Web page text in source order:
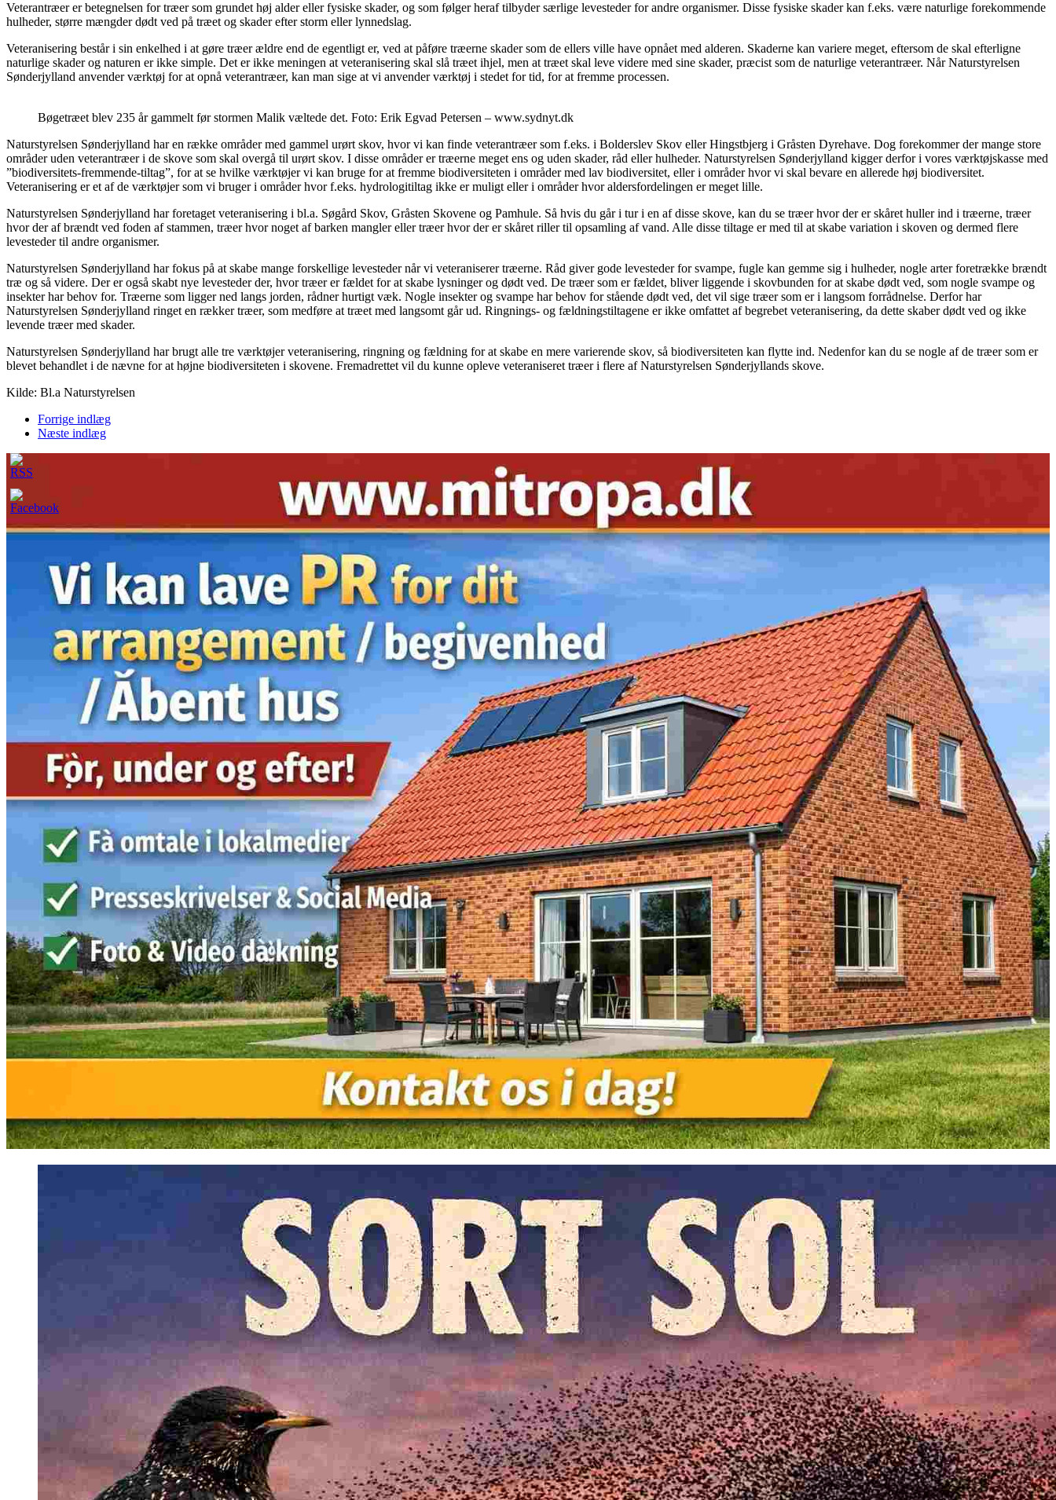
Veterantræer er betegnelsen for træer som grundet høj alder eller fysiske skader, og som følger heraf tilbyder særlige levesteder for andre organismer. Disse fysiske skader kan f.eks. være naturlige forekommende
hulheder, større mængder dødt ved på træet og skader efter storm eller lynnedslag.
Veteranisering består i sin enkelhed i at gøre træer ældre end de egentligt er, ved at påføre træerne skader som de ellers ville have opnået med alderen. Skaderne kan variere meget, eftersom de skal efterligne
naturlige skader og naturen er ikke simple. Det er ikke meningen at veteranisering skal slå træet ihjel, men at træet skal leve videre med sine skader, præcist som de naturlige veterantræer. Når Naturstyrelsen
Sønderjylland anvender værktøj for at opnå veterantræer, kan man sige at vi anvender værktøj i stedet for tid, for at fremme processen.
Bøgetræet blev 235 år gammelt før stormen Malik væltede det. Foto: Erik Egvad Petersen – www.sydnyt.dk
Naturstyrelsen Sønderjylland har en række områder med gammel urørt skov, hvor vi kan finde veterantræer som f.eks. i Bolderslev Skov eller Hingstbjerg i Gråsten Dyrehave. Dog forekommer der mange store
områder uden veterantræer i de skove som skal overgå til urørt skov. I disse områder er træerne meget ens og uden skader, råd eller hulheder. Naturstyrelsen Sønderjylland kigger derfor i vores værktøjskasse med
”biodiversitets-fremmende-tiltag”, for at se hvilke værktøjer vi kan bruge for at fremme biodiversiteten i områder med lav biodiversitet, eller i områder hvor vi skal bevare en allerede høj biodiversitet.
Veteranisering er et af de værktøjer som vi bruger i områder hvor f.eks. hydrologitiltag ikke er muligt eller i områder hvor aldersfordelingen er meget lille.
Naturstyrelsen Sønderjylland har foretaget veteranisering i bl.a. Søgård Skov, Gråsten Skovene og Pamhule. Så hvis du går i tur i en af disse skove, kan du se træer hvor der er skåret huller ind i træerne, træer
hvor der af brændt ved foden af stammen, træer hvor noget af barken mangler eller træer hvor der er skåret riller til opsamling af vand. Alle disse tiltage er med til at skabe variation i skoven og dermed flere
levesteder til andre organismer.
Naturstyrelsen Sønderjylland har fokus på at skabe mange forskellige levesteder når vi veteraniserer træerne. Råd giver gode levesteder for svampe, fugle kan gemme sig i hulheder, nogle arter foretrække brændt
træ og så videre. Der er også skabt nye levesteder der, hvor træer er fældet for at skabe lysninger og dødt ved. De træer som er fældet, bliver liggende i skovbunden for at skabe dødt ved, som nogle svampe og
insekter har behov for. Træerne som ligger ned langs jorden, rådner hurtigt væk. Nogle insekter og svampe har behov for stående dødt ved, det vil sige træer som er i langsom forrådnelse. Derfor har
Naturstyrelsen Sønderjylland ringet en rækker træer, som medføre at træet med langsomt går ud. Ringnings- og fældningstiltagene er ikke omfattet af begrebet veteranisering, da dette skaber dødt ved og ikke
levende træer med skader.
Naturstyrelsen Sønderjylland har brugt alle tre værktøjer veteranisering, ringning og fældning for at skabe en mere varierende skov, så biodiversiteten kan flytte ind. Nedenfor kan du se nogle af de træer som er
blevet behandlet i de nævne for at højne biodiversiteten i skovene. Fremadrettet vil du kunne opleve veteraniseret træer i flere af Naturstyrelsen Sønderjyllands skove.
Kilde: Bl.a Naturstyrelsen
Forrige indlæg
Næste indlæg